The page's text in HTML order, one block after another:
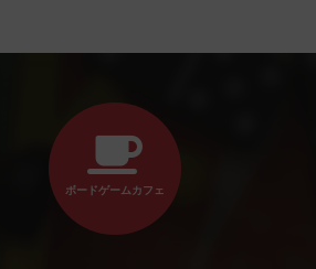
ボードゲームカフェ